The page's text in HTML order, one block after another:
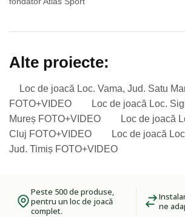
Alte proiecte:
Loc de joacă Loc. Vama, Jud. Satu
FOTO+VIDEO
Loc de joacă Loc.
Mureș FOTO+VIDEO
Loc de joacă
Cluj FOTO+VIDEO
Loc de joacă
Jud. Timiș FOTO+VIDEO
Peste 500 de produse,
pentru un loc de joacă
complet.
ne